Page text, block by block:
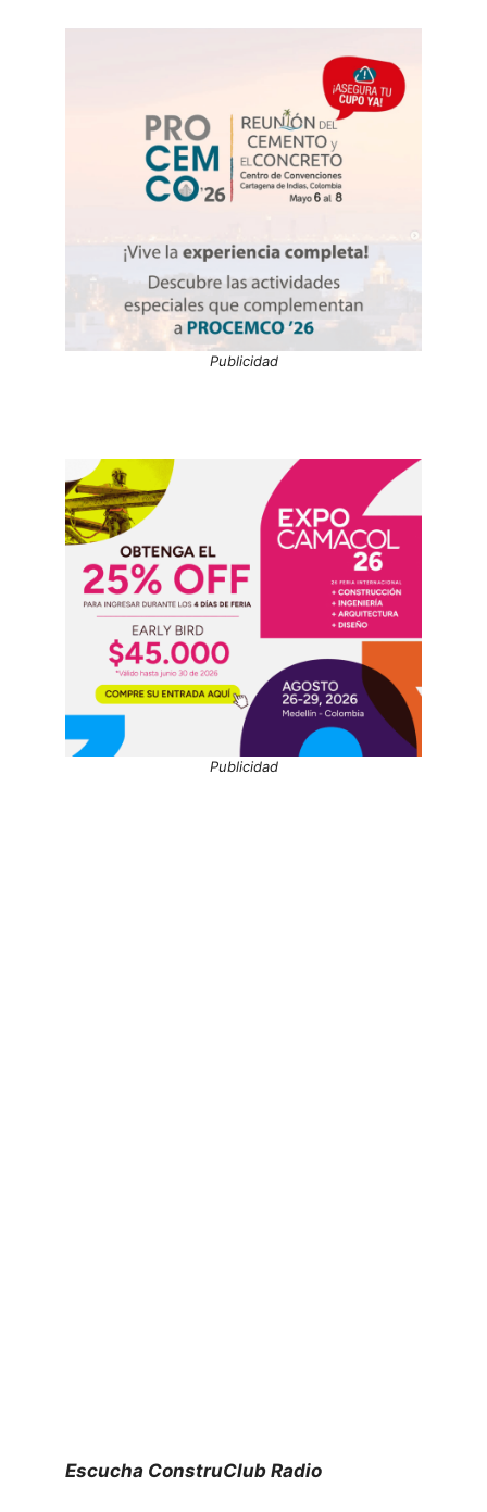
Publicidad
Publicidad
Escucha ConstruClub Radio